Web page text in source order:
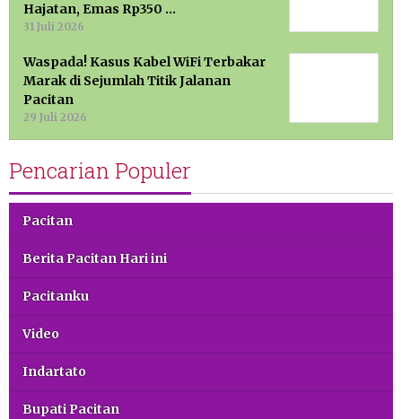
Hajatan, Emas Rp350 …
31 Juli 2026
Waspada! Kasus Kabel WiFi Terbakar
Marak di Sejumlah Titik Jalanan
Pacitan
29 Juli 2026
Pencarian Populer
Pacitan
Berita Pacitan Hari ini
Pacitanku
Video
Indartato
Bupati Pacitan